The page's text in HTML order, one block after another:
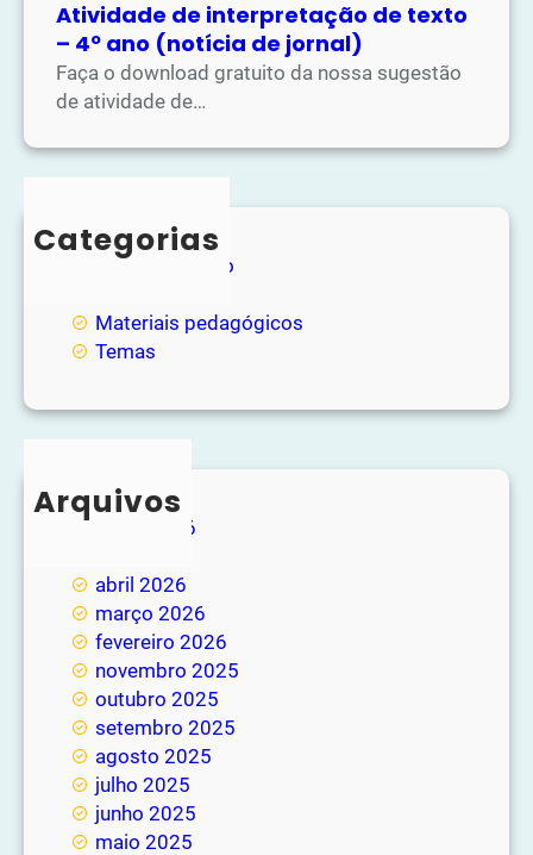
Atividade de interpretação de texto
– 4º ano (notícia de jornal)
Faça o download gratuito da nossa sugestão
de atividade de…
Categorias
Entretenimento
Materiais pedagógicos
Temas
Arquivos
junho 2026
abril 2026
março 2026
fevereiro 2026
novembro 2025
outubro 2025
setembro 2025
agosto 2025
julho 2025
junho 2025
maio 2025